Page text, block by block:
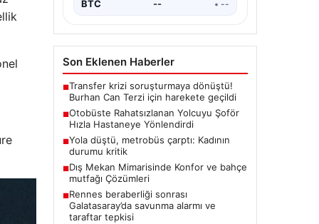
BTC -- • --
Son Eklenen Haberler
■Transfer krizi soruşturmaya dönüştü!
Burhan Can Terzi için harekete geçildi
■Otobüste Rahatsızlanan Yolcuyu Şoför
Hızla Hastaneye Yönlendirdi
■Yola düştü, metrobüs çarptı: Kadının
durumu kritik
■Dış Mekan Mimarisinde Konfor ve bahçe
mutfağı Çözümleri
■Rennes beraberliği sonrası
Galatasaray’da savunma alarmı ve
taraftar tepkisi